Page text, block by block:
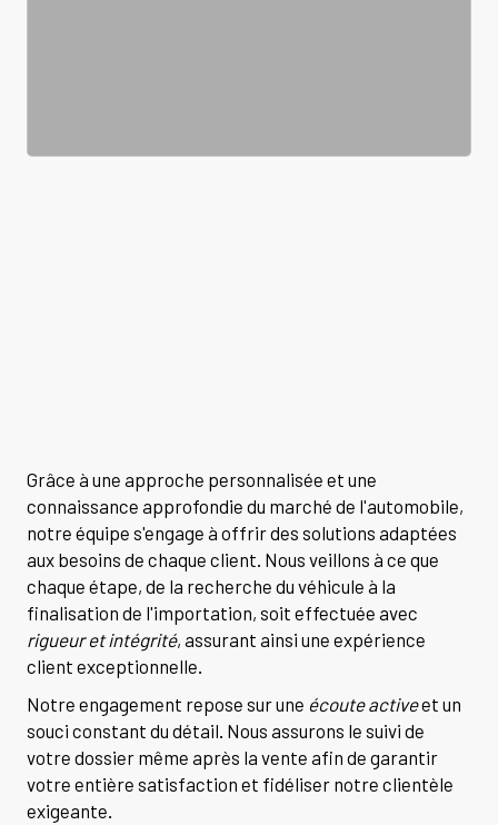
Grâce à une approche personnalisée et une
connaissance approfondie du marché de l'automobile,
notre équipe s'engage à offrir des solutions adaptées
aux besoins de chaque client. Nous veillons à ce que
chaque étape, de la recherche du véhicule à la
finalisation de l'importation, soit effectuée avec
rigueur et intégrité, assurant ainsi une expérience
client exceptionnelle.
Notre engagement repose sur une écoute activeet un
souci constant du détail. Nous assurons le suivi de
votre dossier même après la vente afin de garantir
votre entière satisfaction et fidéliser notre clientèle
exigeante.